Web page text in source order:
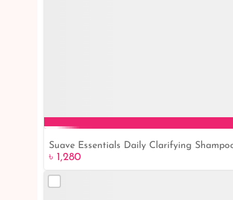
Suave Essentials Daily Clarifying
৳ 1,280